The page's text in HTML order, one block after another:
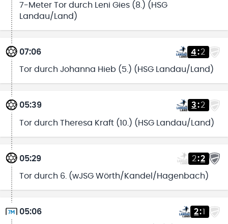
7-Meter Tor durch Leni Gies (8.) (HSG
Landau/Land)
07:06 4:2
Tor durch Johanna Hieb (5.) (HSG Landau/Land)
05:39 3:2
Tor durch Theresa Kraft (10.) (HSG Landau/Land)
05:29 2:2
Tor durch 6. (wJSG Wörth/Kandel/Hagenbach)
05:06 2:1